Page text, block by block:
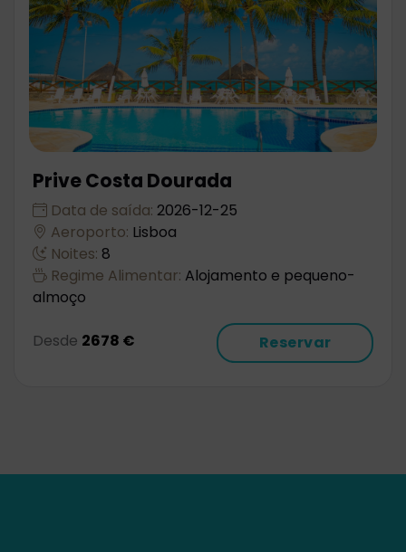
Prive Costa Dourada
Data de saída: 2026-12-25
Aeroporto: Lisboa
Noites: 8
Regime Alimentar: Alojamento e pequeno-
almoço
Desde 2678 € Reservar